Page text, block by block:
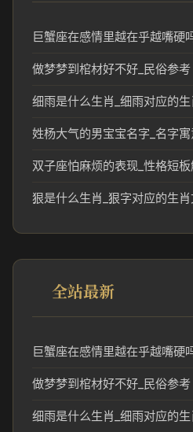
巨蟹座在感情里越在乎越嘴硬
做梦梦到棺材好不好_民俗参考
细雨是什么生肖_细雨对应的
姓杨大气的男宝宝名字_名字
双子座怕麻烦的表现_性格短
狠是什么生肖_狠字对应的生
全站最新
巨蟹座在感情里越在乎越嘴硬
做梦梦到棺材好不好_民俗参考
细雨是什么生肖_细雨对应的